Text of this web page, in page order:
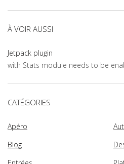
À VOIR AUSSI
Jetpack plugin
with Stats module needs to be
CATÉGORIES
Apéro
Blog